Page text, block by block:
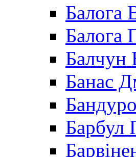
Балога
Балога
Балчун
Банас
Барбул